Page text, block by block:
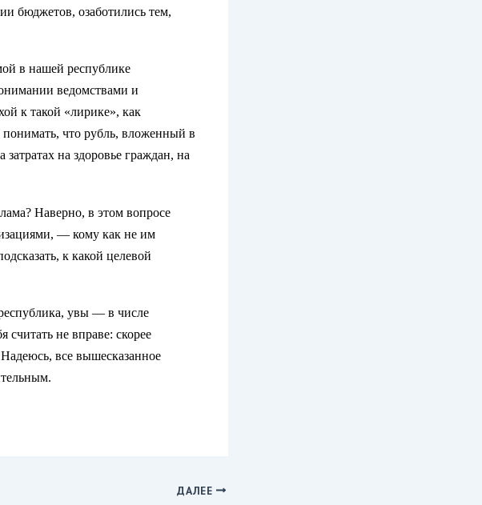
бюджетов, озаботились тем,
в нашей республике
ведомствами и
к такой «лирике», как
что рубль, вложенный в
на здоровье граждан, на
Наверно, в этом вопросе
— кому как не им
к какой целевой
увы — в числе
не вправе: скорее
все вышесказанное
ДАЛЕЕ